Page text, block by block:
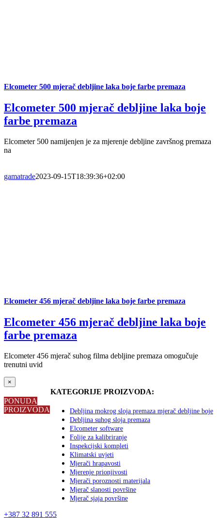
Elcometer 500 mjerač debljine laka boje farbe premaza
Elcometer 500 mjerač debljine laka boje
farbe premaza
Elcometer 500 namijenjen je za mjerenje debljine završnog premaza
na
gamatrade2023-09-15T18:39:36+02:00
Elcometer 456 mjerač debljine laka boje farbe premaza
Elcometer 456 mjerač debljine laka boje
farbe premaza
Elcometer 456 mjerač suhog filma debljine premaza omogučuje
trenutni uvid
KATEGORIJE PROIZVODA:
Debljina mokrog sloja premaza mjerač debljine boje
Debljina suhog sloja premaza
Elcometer software
Folije za kalibriranje
Inspekcijski kompleti
Klimatski uvjeti
Mjerači hrapavosti
Mjerenje prionjivosti
Mjerači poroznosti materijala
Mjerač slanosti površine
Mjerač sjaja površine
Close
product
quick
view
×
PONUDA
PROIZVODA
+387 32 891 555